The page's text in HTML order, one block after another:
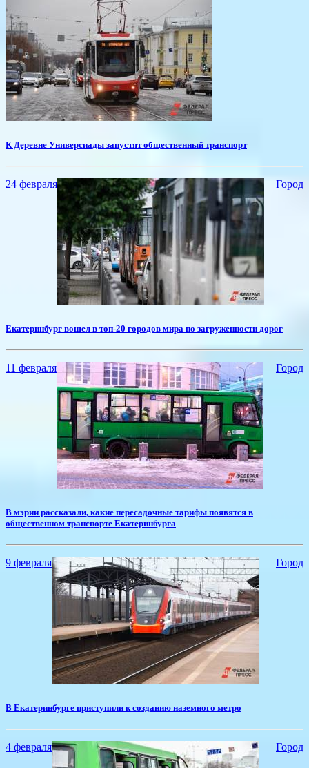
К Деревне Универсиады запустят общественный транспорт
24 февраля Город
Екатеринбург вошел в топ-20 городов мира по загруженности дорог
11 февраля Город
​В мэрии рассказали, какие пересадочные тарифы появятся в
общественном транспорте Екатеринбурга
9 февраля Город
В Екатеринбурге приступили к созданию наземного метро
4 февраля Город